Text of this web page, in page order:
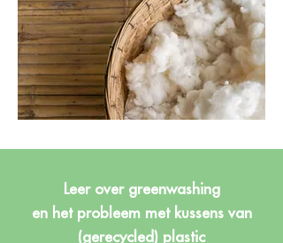
Leer over greenwashing
en het probleem met kussens van
(gerecycled) plastic